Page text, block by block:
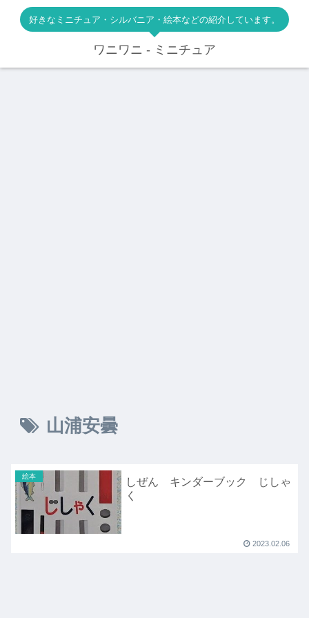
好きなミニチュア・シルバニア・絵本などの紹介しています。
ワニワニ - ミニチュア
山浦安曇
絵本
しぜん キンダーブック じしゃ
く
2023.02.06